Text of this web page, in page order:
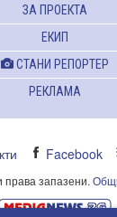
ЗА ПРОЕКТА
ЕКИП
СТАНИ РЕПОРТЕР
РЕКЛАМА
Facebook
права запазени.